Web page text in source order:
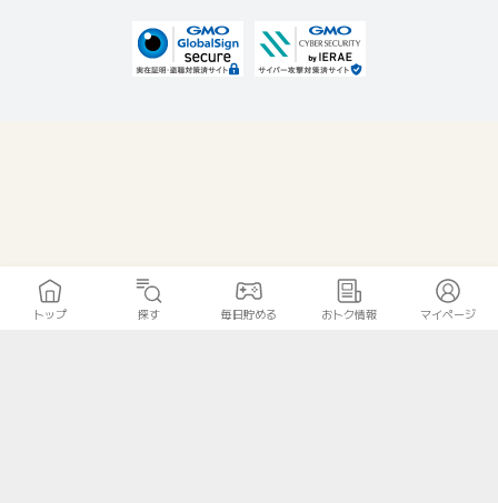
トップ 探す 毎日貯める おトク情報 マイページ